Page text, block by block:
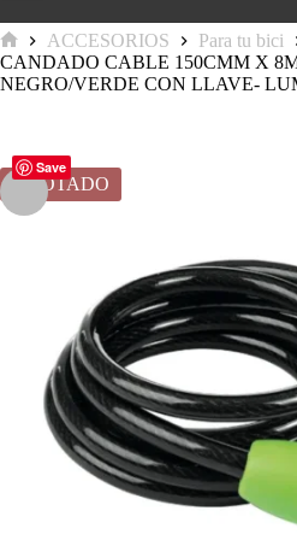
Inicio
ACCESORIOS Para tu bici
CANDADO CABLE 150CMM X
NEGRO/VERDE CON LLAVE-
Save
AGOTADO